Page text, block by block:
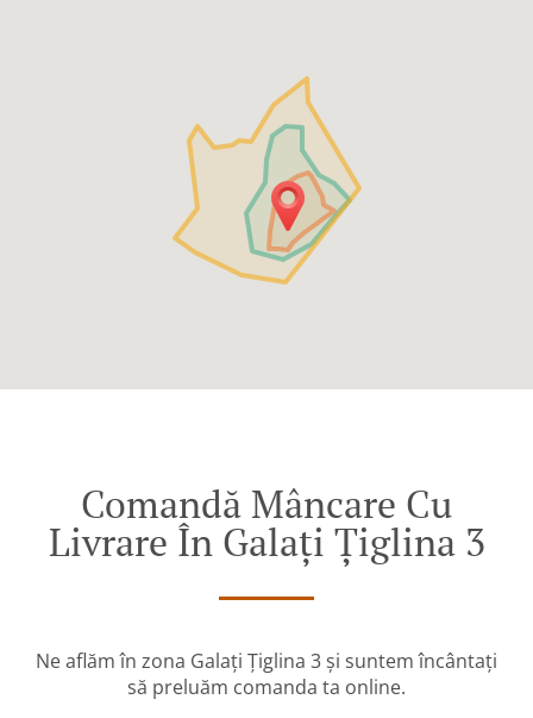
Comandă Mâncare Cu
Livrare În Galați Țiglina 3
Ne aflăm în zona Galați Țiglina 3 și suntem încântați
să preluăm comanda ta online.